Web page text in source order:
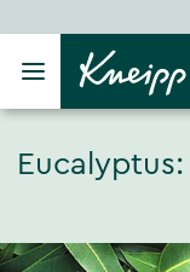
Verder gaan naar